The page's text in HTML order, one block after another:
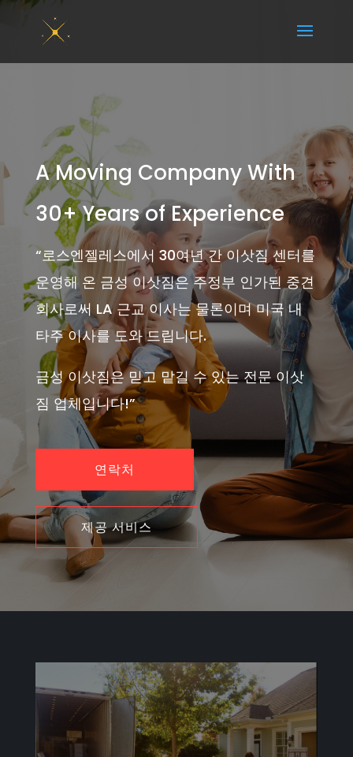
A Moving Company With
30+ Years of Experience
“로스엔젤레스에서 30여년 간 이삿짐 센터를
운영해 온 금성 이삿짐은 주정부 인가된 중견
회사로써 LA 근교 이사는 물론이며 미국 내
타주 이사를 도와 드립니다.
금성 이삿짐은 믿고 맡길 수 있는 전문 이삿
짐 업체입니다!”
연락처
제공 서비스